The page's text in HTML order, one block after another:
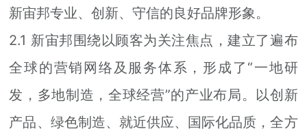
新宙邦专业、创新、守信的良好品牌形象。
2.1 新宙邦围绕以顾客为关注焦点，建立了遍布
全球的营销网络及服务体系，形成了“一地研
发，多地制造，全球经营”的产业布局。以创新
产品、绿色制造、就近供应、国际化品质，全方